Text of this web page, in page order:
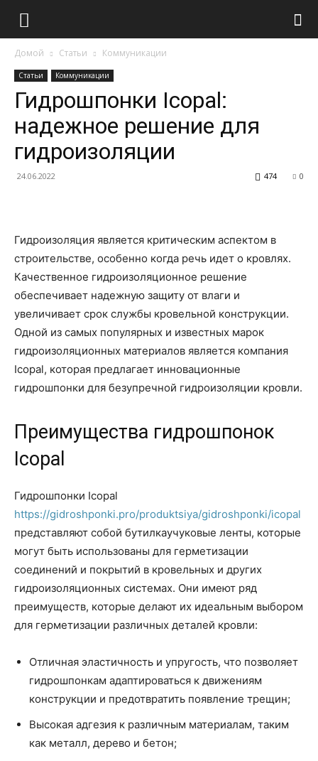
Домой Статьи Коммуникации
Статьи Коммуникации
Гидрошпонки Icopal:
надежное решение для
гидроизоляции
24.06.2022 0
474
Гидроизоляция является критическим аспектом в
строительстве, особенно когда речь идет о кровлях.
Качественное гидроизоляционное решение
обеспечивает надежную защиту от влаги и
увеличивает срок службы кровельной конструкции.
Одной из самых популярных и известных марок
гидроизоляционных материалов является компания
Icopal, которая предлагает инновационные
гидрошпонки для безупречной гидроизоляции кровли.
Преимущества гидрошпонок
Icopal
Гидрошпонки Icopal
https://gidroshponki.pro/produktsiya/gidroshponki/icopal
представляют собой бутилкаучуковые ленты, которые
могут быть использованы для герметизации
соединений и покрытий в кровельных и других
гидроизоляционных системах. Они имеют ряд
преимуществ, которые делают их идеальным выбором
для герметизации различных деталей кровли:
Отличная эластичность и упругость, что позволяет
гидрошпонкам адаптироваться к движениям
конструкции и предотвратить появление трещин;
Высокая адгезия к различным материалам, таким
как металл, дерево и бетон;